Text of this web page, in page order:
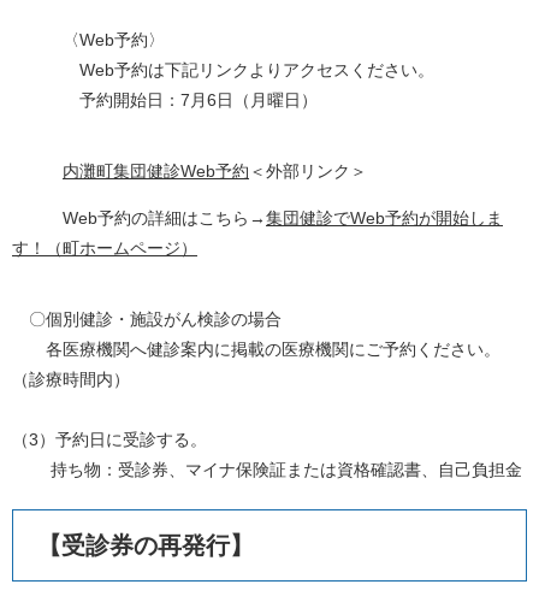
〈Web予約〉
Web予約は下記リンクよりアクセスください。
予約開始日：7月6日（月曜日）
内灘町集団健診Web予約 ＜外部リンク＞
Web予約の詳細はこちら→集団健診でWeb予約が開始しま
す！（町ホームページ）
〇個別健診・施設がん検診の場合
各医療機関へ健診案内に掲載の医療機関にご予約ください。
（診療時間内）
（3）予約日に受診する。
持ち物：受診券、マイナ保険証または資格確認書、自己負担金
【受診券の再発行】